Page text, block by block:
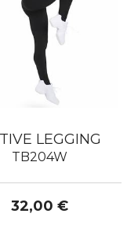
LEGGING
TB204W
32,00 €